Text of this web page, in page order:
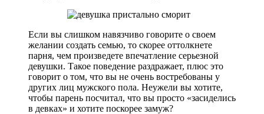
Если вы слишком навязчиво говорите о своем
желании создать семью, то скорее оттолкнете
парня, чем произведете впечатление серьезной
девушки. Такое поведение раздражает, плюс это
говорит о том, что вы не очень востребованы у
других лиц мужского пола. Неужели вы хотите,
чтобы парень посчитал, что вы просто «засиделись
в девках» и хотите поскорее замуж?